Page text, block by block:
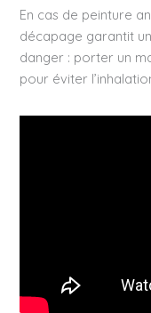
En cas de peinture
décapage garantit
danger : porter un
pour éviter